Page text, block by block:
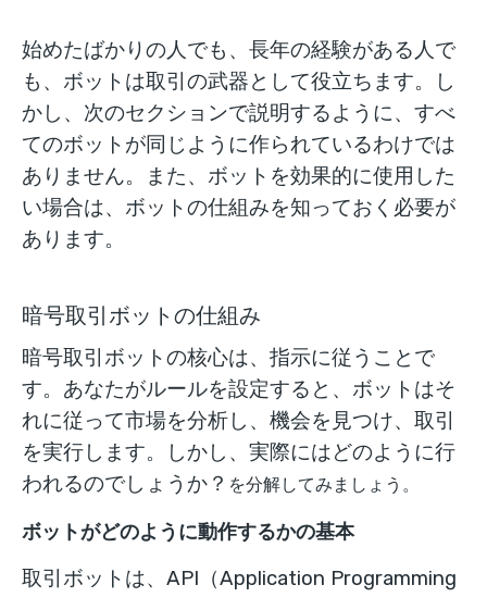
始めたばかりの人でも、長年の経験がある人で
も、ボットは取引の武器として役立ちます。し
かし、次のセクションで説明するように、すべ
てのボットが同じように作られているわけでは
ありません。また、ボットを効果的に使用した
い場合は、ボットの仕組みを知っておく必要が
あります。
暗号取引ボットの仕組み
暗号取引ボットの核心は、指示に従うことで
す。あなたがルールを設定すると、ボットはそ
れに従って市場を分析し、機会を見つけ、取引
を実行します。しかし、実際にはどのように行
われるのでしょうか？ を分解してみましょう。
ボットがどのように動作するかの基本
取引ボットは、API（Application Programming